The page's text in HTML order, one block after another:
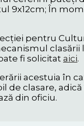
9x12cm; În
pentru
clasării
fi solicitat aici.
acestuia în
de clasare,
din oficiu.